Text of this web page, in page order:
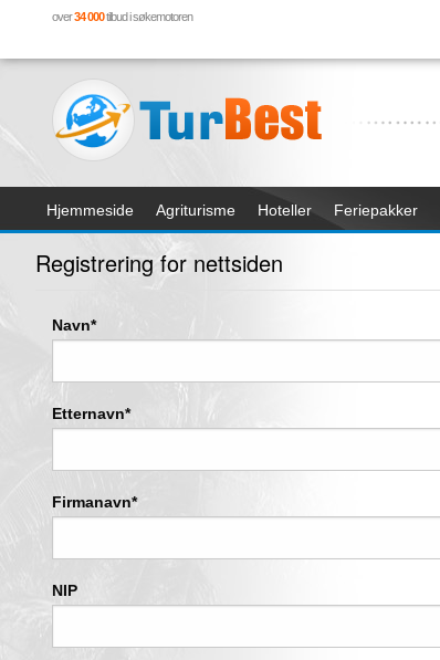
over34 000tilbud i søkemotoren
Hjemmeside Agriturisme Hoteller Feriepakker
Registrering for nettsiden
Navn*
Etternavn*
Firmanavn*
NIP